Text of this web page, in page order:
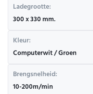
Ladegrootte:
300 x 330 mm.
Kleur:
Computerwit / Groen
Brengsnelheid:
10-200m/min